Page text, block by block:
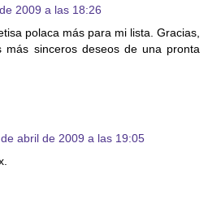
2009 a las 18:26
polaca más para mi lista. Gracias,
más sinceros deseos de una pronta
abril de 2009 a las 19:05